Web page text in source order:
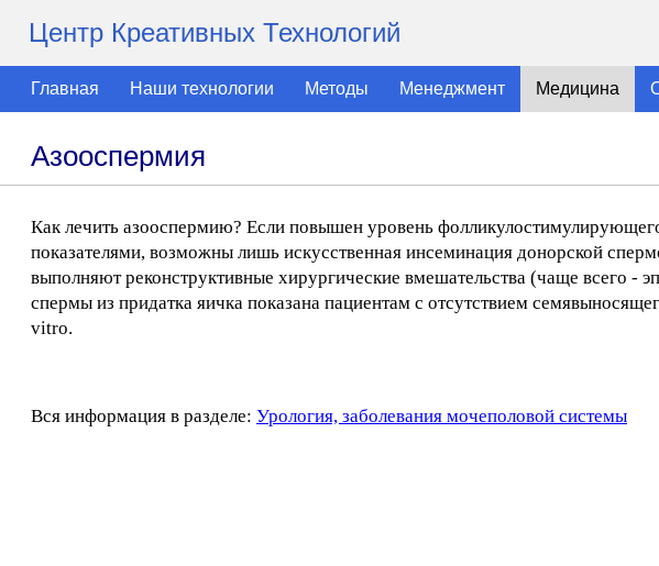
Центр Креативных Технологий
Главная Наши технологии Методы Менеджмент Медицина
Азооспермия
Как лечить азооспермию? Если повышен уровень
показателями, возможны лишь искусственная инсеминация донорской
выполняют реконструктивные хирургические вмешательства (чаще всего -
спермы из придатка яичка показана пациентам с отсутствием
vitro.
Вся информация в разделе: Урология, заболевания мочеполовой системы